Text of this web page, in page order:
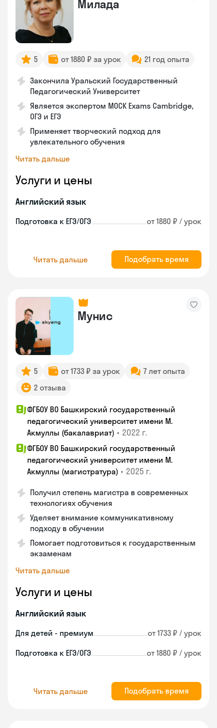
Милада
5 от 1880 ₽ за урок 21 год опыта
Закончила Уральский Государственный
Педагогический Университет
Является экспертом MOCK Exams Cambridge,
ОГЭ и ЕГЭ
Применяет творческий подход для
увлекательного обучения
Читать дальше
Услуги и цены
Английский язык
Подготовка к ЕГЭ/ОГЭ от 1880 ₽ / урок
Читать дальше Подобрать время
Мунис
5 от 1733 ₽ за урок
7 лет опыта
2 отзыва
ФГБОУ ВО Башкирский государственный
педагогический университет имени М.
Акмуллы (бакалавриат) • 2022 г.
ФГБОУ ВО Башкирский государственный
педагогический университет имени М.
Акмуллы (магистратура) • 2025 г.
Получил степень магистра в современных
технологиях обучения
Уделяет внимание коммуникативному
подходу в обучении
Помогает подготовиться к государственным
экзаменам
Читать дальше
Услуги и цены
Английский язык
Для детей - премиум от 1733 ₽ / урок
Подготовка к ЕГЭ/ОГЭ от 1880 ₽ / урок
Читать дальше Подобрать время